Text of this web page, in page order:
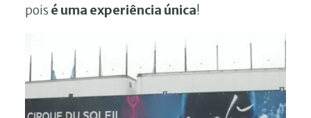
pois é uma experiência única!